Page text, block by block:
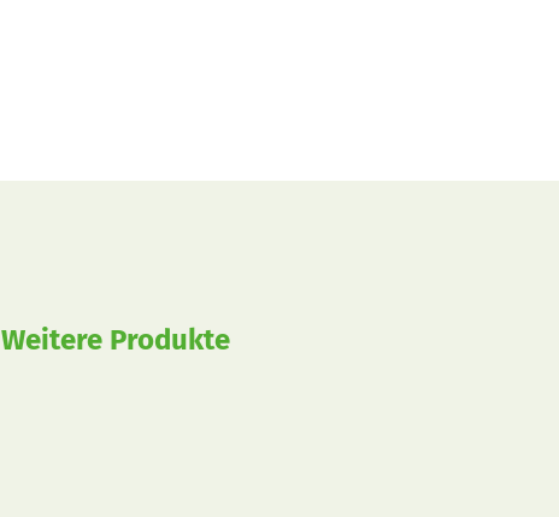
Weitere Produkte